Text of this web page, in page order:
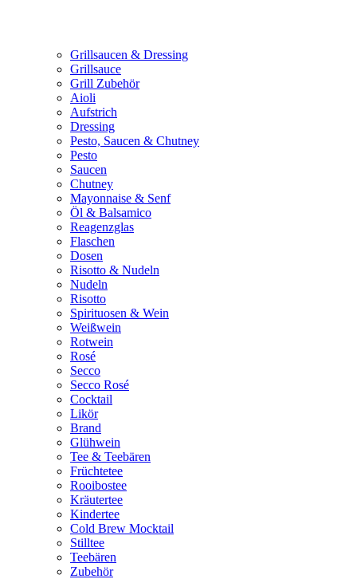
Grillsaucen & Dressing
Grillsauce
Grill Zubehör
Aioli
Aufstrich
Dressing
Pesto, Saucen & Chutney
Pesto
Saucen
Chutney
Mayonnaise & Senf
Öl & Balsamico
Reagenzglas
Flaschen
Dosen
Risotto & Nudeln
Nudeln
Risotto
Spirituosen & Wein
Weißwein
Rotwein
Rosé
Secco
Secco Rosé
Cocktail
Likör
Brand
Glühwein
Tee & Teebären
Früchtetee
Rooibostee
Kräutertee
Kindertee
Cold Brew Mocktail
Stilltee
Teebären
Zubehör